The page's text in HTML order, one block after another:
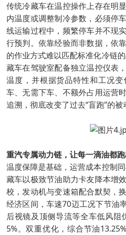
传统冷藏车在温控操作上存在明
内温度或调整制冷参数，必须停
线运输过程中，频繁停车并不现
行预判。依靠经验而非数据，依
的作业方式难以匹配标准化冷链
藏车在驾驶室配备独立温控仪表
温度，并根据货品特性和工况
车、无需下车、不额外占用运营
追溯，彻底改变了过去“盲跑”的被
重汽专属动力链，让每一滴油都
温度保障是基础，运营成本控制
藏车以极致节油助力卡友降本增
校，发动机与变速箱配合默契，
经济区间，车速70迈工况下节油
后视镜及顶侧导流等全车低风阻
5%。双重优化，综合节油